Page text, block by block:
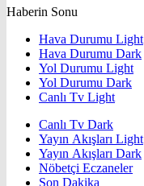
Haberin Sonu
Hava Durumu Light
Hava Durumu Dark
Yol Durumu Light
Yol Durumu Dark
Canlı Tv Light
Canlı Tv Dark
Yayın Akışları Light
Yayın Akışları Dark
Nöbetçi Eczaneler
Son Dakika